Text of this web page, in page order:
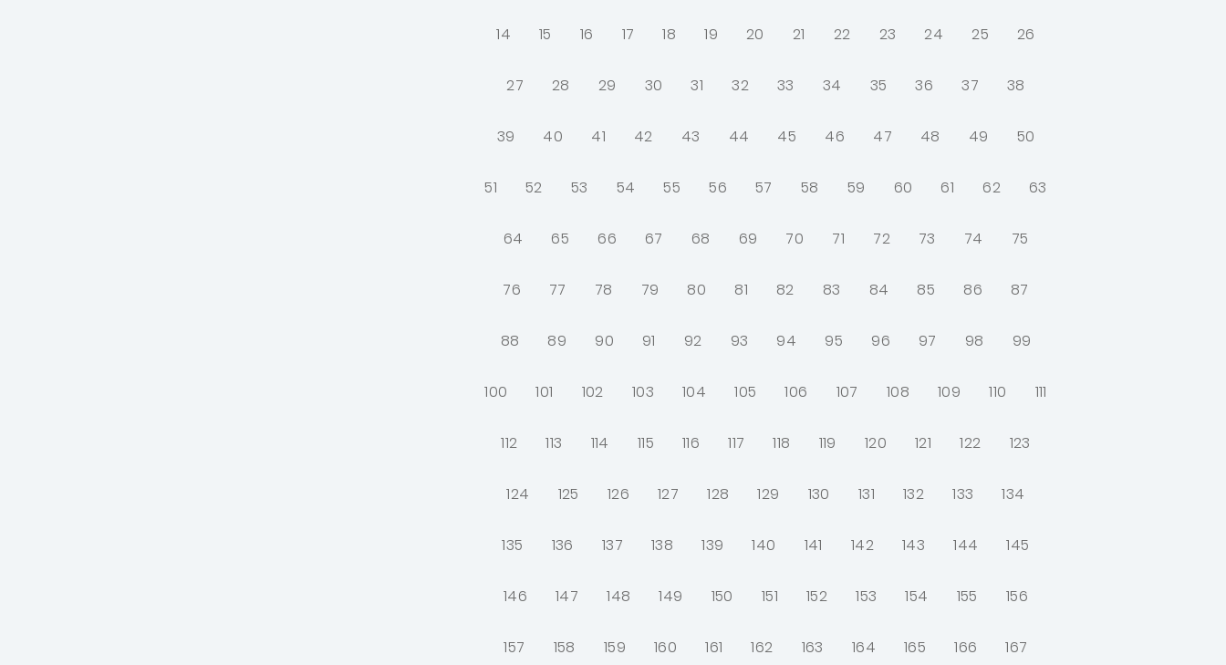
14 15 16 17 18 19 20 21 22 23 24 25 26
27 28 29 30 31 32 33 34 35 36 37 38
39 40 41 42 43 44 45 46 47 48 49 50
51 52 53 54 55 56 57 58 59 60 61 62 63
64 65 66 67 68 69 70 71 72 73 74 75
76 77 78 79 80 81 82 83 84 85 86 87
88 89 90 91 92 93 94 95 96 97 98 99
100 101 102 103 104 105 106 107 108 109 110 111
112 113 114 115 116 117 118 119 120 121 122 123
124 125 126 127 128 129 130 131 132 133 134
135 136 137 138 139 140 141 142 143 144 145
146 147 148 149 150 151 152 153 154 155 156
157 158 159 160 161 162 163 164 165 166 167